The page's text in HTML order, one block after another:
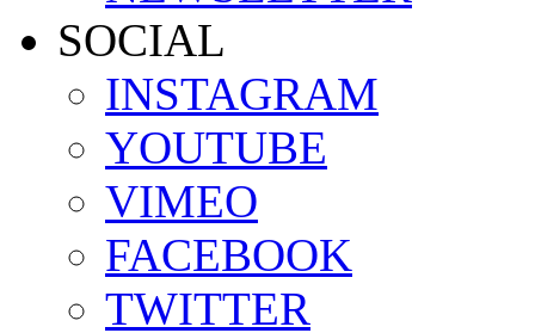
SOCIAL
INSTAGRAM
YOUTUBE
VIMEO
FACEBOOK
TWITTER